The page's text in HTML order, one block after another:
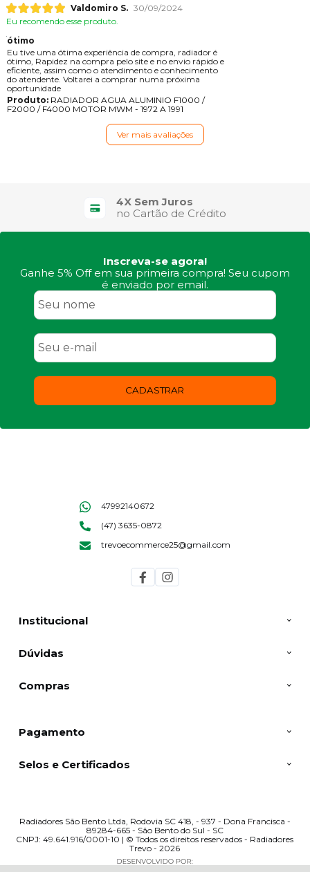
Valdomiro S. 30/09/2024
Eu recomendo esse produto.
ótimo
Eu tive uma ótima experiência de compra, radiador é
ótimo, Rapidez na compra pelo site e no envio rápido e
eficiente, assim como o atendimento e conhecimento
do atendente. Voltarei a comprar numa próxima
oportunidade
Produto:RADIADOR AGUA ALUMINIO F1000 /
F2000 / F4000 MOTOR MWM - 1972 A 1991
Ver mais avaliações
4X Sem Juros
no Cartão de Crédito
Inscreva-se agora!
Ganhe 5% Off em sua primeira compra! Seu cupom
é enviado por email.
CADASTRAR
Institucional
Dúvidas
Compras
47992140672
(47) 3635-0872
trevoecommerce25@gmail.com
Pagamento
Selos e Certificados
Radiadores São Bento Ltda, Rodovia SC 418, - 937 - Dona Francisca -
89284-665 - São Bento do Sul - SC
CNPJ: 49.641.916/0001-10 | © Todos os direitos reservados - Radiadores
Trevo - 2026